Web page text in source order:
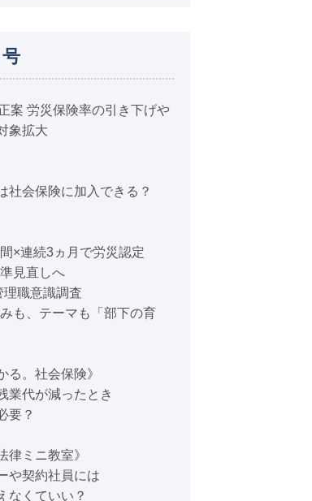
案 労災保険率の引き下げや
象拡大
社会保険に加入できる？
×連続3ヵ月で労災認定
見直しへ
職意識調査
も、テーマも「部下の育
る。社会保険》
業代が減ったとき
要？
律ミニ教室》
や契約社員には
なくていい？